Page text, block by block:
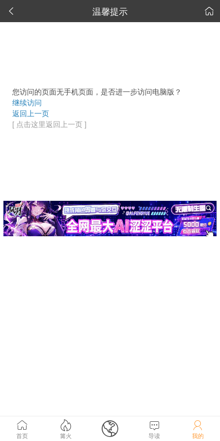
 温馨提示 
您访问的页面无手机页面，是否进一步访问电脑版？
继续访问
返回上一页
[ 点击这里返回上一页 ]

首页

篝火  
导读

我的